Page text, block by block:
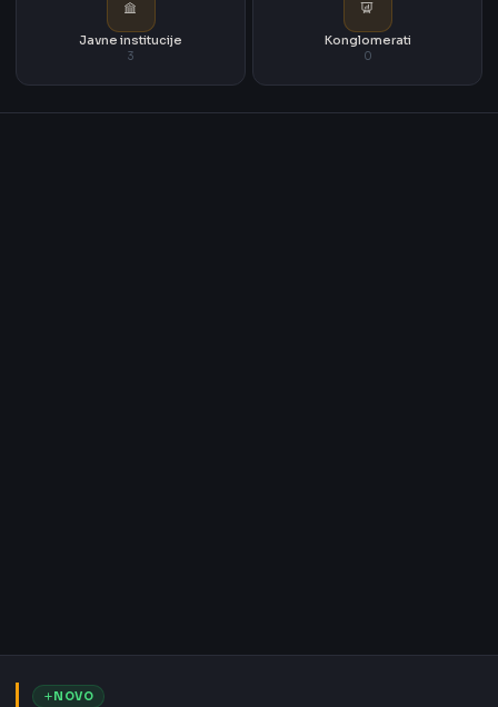
Javne institucije
3
Konglomerati
0
NOVO